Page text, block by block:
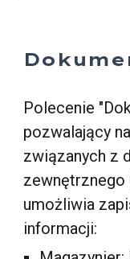
Polecenie
pozwalający
związanych z
zewnętrznego
umożliwia
informacji: